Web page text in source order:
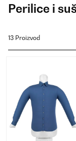
Perilice i
13 Proizvod